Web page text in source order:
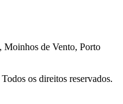
Moinhos de Vento, Porto
os direitos reservados.